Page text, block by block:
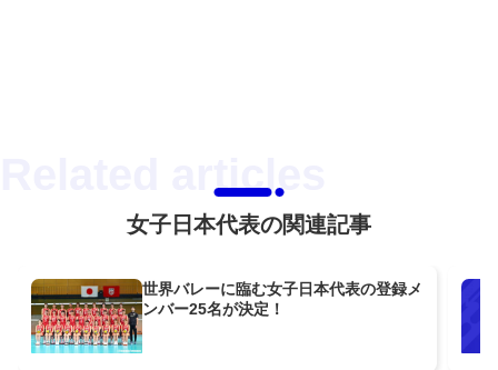
女子日本代表の関連記事
世界バレーに臨む女子日本代表の登録メ
ンバー25名が決定！